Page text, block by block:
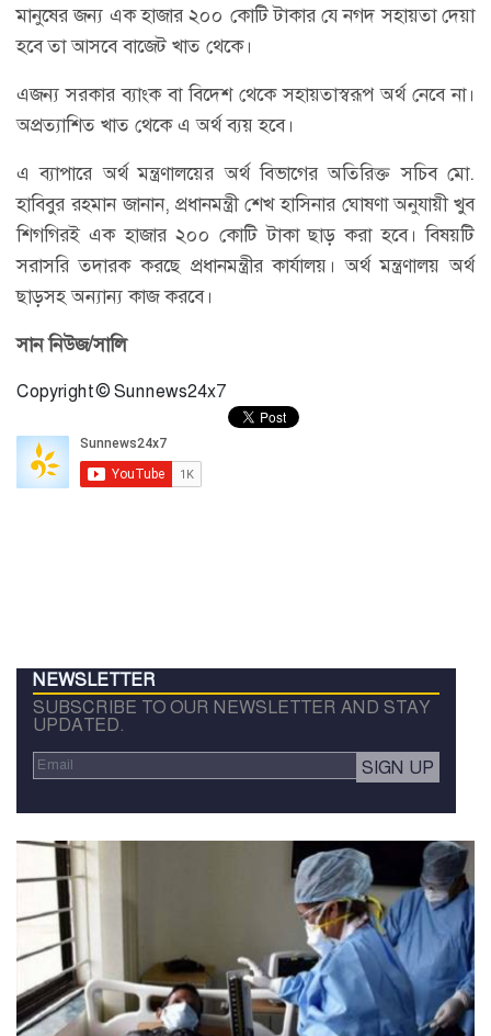
মানুষের জন্য এক হাজার ২০০ কোটি টাকার যে নগদ সহায়তা দেয়া
হবে তা আসবে বাজেট খাত থেকে।
এজন্য সরকার ব্যাংক বা বিদেশ থেকে সহায়তাস্বরূপ অর্থ নেবে না।
অপ্রত্যাশিত খাত থেকে এ অর্থ ব্যয় হবে।
এ ব্যাপারে অর্থ মন্ত্রণালয়ের অর্থ বিভাগের অতিরিক্ত সচিব মো.
হাবিবুর রহমান জানান, প্রধানমন্ত্রী শেখ হাসিনার ঘোষণা অনুযায়ী খুব
শিগগিরই এক হাজার ২০০ কোটি টাকা ছাড় করা হবে। বিষয়টি
সরাসরি তদারক করছে প্রধানমন্ত্রীর কার্যালয়। অর্থ মন্ত্রণালয় অর্থ
ছাড়সহ অন্যান্য কাজ করবে।
সান নিউজ/সালি
Copyright © Sunnews24x7
NEWSLETTER
SUBSCRIBE TO OUR NEWSLETTER AND STAY
UPDATED.